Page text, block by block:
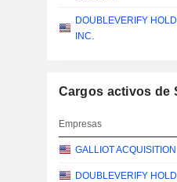
DOUBLEVERIFY
INC.
Cargos activos de
Empresas
GALLIOT
DOUBLEVERIFY